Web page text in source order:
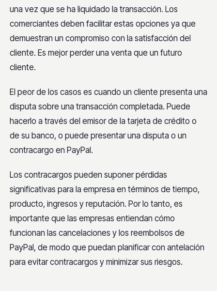
una vez que se ha liquidado la transacción. Los
comerciantes deben facilitar estas opciones ya que
demuestran un compromiso con la satisfacción del
cliente. Es mejor perder una venta que un futuro
cliente.
El peor de los casos es cuando un cliente presenta una
disputa sobre una transacción completada. Puede
hacerlo a través del emisor de la tarjeta de crédito o
de su banco, o puede presentar una disputa o un
contracargo en PayPal.
Los contracargos pueden suponer pérdidas
significativas para la empresa en términos de tiempo,
producto, ingresos y reputación. Por lo tanto, es
importante que las empresas entiendan cómo
funcionan las cancelaciones y los reembolsos de
PayPal, de modo que puedan planificar con antelación
para evitar contracargos y minimizar sus riesgos.